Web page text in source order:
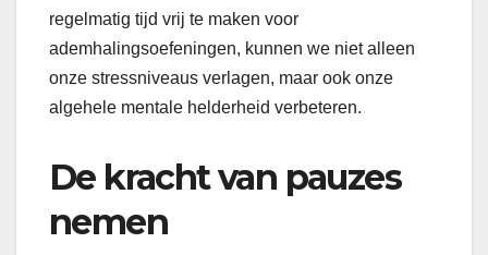
regelmatig tijd vrij te maken voor
ademhalingsoefeningen, kunnen we niet alleen
onze stressniveaus verlagen, maar ook onze
algehele mentale helderheid verbeteren.
De kracht van pauzes
nemen